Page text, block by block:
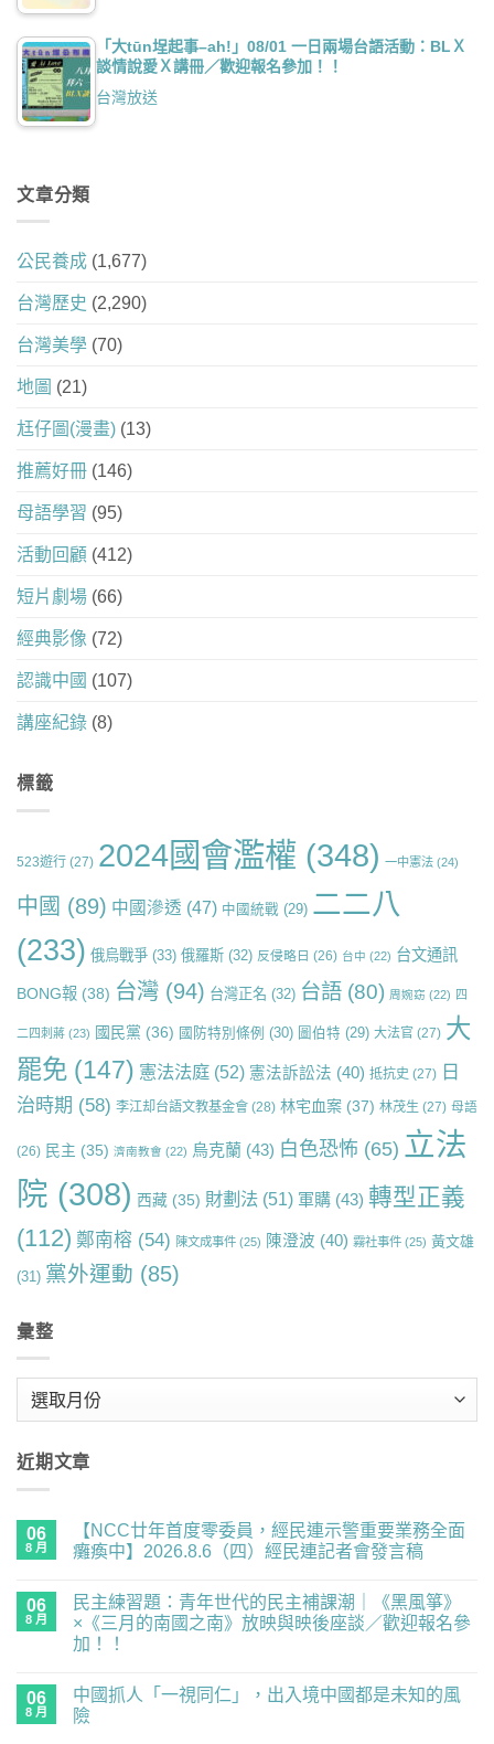
「大tūn埕起事–ah!」08/01 一日兩場台語活動：BLＸ
談情說愛Ｘ講冊／歡迎報名參加！！
台灣放送
文章分類
公民養成 (1,677)
台灣歷史 (2,290)
台灣美學 (70)
地圖 (21)
尪仔圖(漫畫) (13)
推薦好冊 (146)
母語學習 (95)
活動回顧 (412)
短片劇場 (66)
經典影像 (72)
認識中國 (107)
講座紀錄 (8)
標籤
523遊行 (27) 2024國會濫權 (348) 一中憲法 (24)
中國 (89) 中國滲透 (47) 中國統戰 (29) 二二八
(233) 俄烏戰爭 (33) 俄羅斯 (32) 反侵略日 (26) 台中 (22) 台文通訊
BONG報 (38) 台灣 (94) 台灣正名 (32) 台語 (80) 周婉窈 (22) 四
二四刺蔣 (23) 國民黨 (36) 國防特別條例 (30) 圖伯特 (29) 大法官 (27) 大
罷免 (147) 憲法法庭 (52) 憲法訴訟法 (40) 抵抗史 (27) 日
治時期 (58) 李江却台語文教基金會 (28) 林宅血案 (37) 林茂生 (27) 母語
(26) 民主 (35) 濟南教會 (22) 烏克蘭 (43) 白色恐怖 (65) 立法
院 (308) 西藏 (35) 財劃法 (51) 軍購 (43) 轉型正義
(112) 鄭南榕 (54) 陳文成事件 (25) 陳澄波 (40) 霧社事件 (25) 黃文雄
(31) 黨外運動 (85)
彙整
近期文章
06
8 月
【NCC廿年首度零委員，經民連示警重要業務全面
癱瘓中】2026.8.6（四）經民連記者會發言稿
廿
首
度
員，
經
民
留
言
06
8 月
民主練習題：青年世代的民主補課潮｜《黑風箏》
×《三月的南國之南》放映與映後座談／歡迎報名參
加！！
主
練
習
留
言
06
8 月
中國抓人「一視同仁」，出入境中國都是未知的風
險